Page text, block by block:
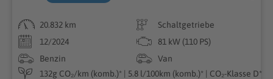
20.832 km
Schaltgetriebe
12/2024
81 kW (110 PS)
Benzin
Van
132g CO₂/km (komb.)* | 5.8 l/100km (komb.)* | CO₂-Klasse D*